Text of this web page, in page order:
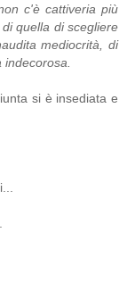
c'è cattiveria più
quella di scegliere
mediocrità, di
si è insediata e